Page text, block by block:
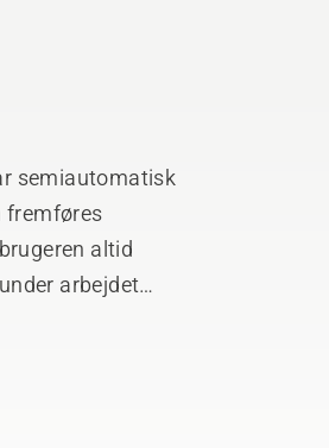
semiautomatisk
altid
arbejdet